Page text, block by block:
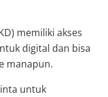
memiliki akses
digital dan bisa
manapun.
untuk